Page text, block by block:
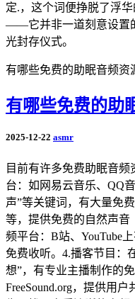
定.，这个词便挣脱了浮
——它并非一道刻意设置
光封存仪式。
有哪些免费的助眠音频资
有哪些免费的助
2025-12-22 asmr
目前有许多免费助眠音
台：如网易云音乐、QQ
声”等关键词，有大量免
等，提供免费的自然声音
频平台：B站、YouTube
免费收听。4.播客节目：
想”，有专业主播制作的
FreeSound.org，提供用